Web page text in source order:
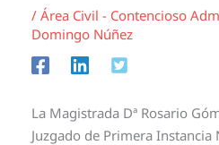
/ Área Civil - Contencioso
Domingo Núñez
La Magistrada Dª Rosario
Juzgado de Primera Instancia